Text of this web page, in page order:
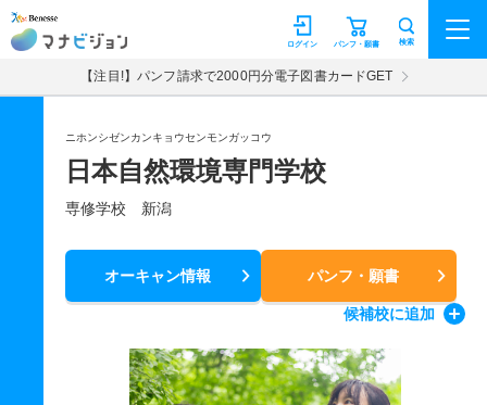
マナビジョン パンフ・願書
ログイン 検索
【注目!】パンフ請求で2000円分電子図書カードGET
ニホンシゼンカンキョウセンモンガッコウ
日本自然環境専門学校
専修学校 新潟
オーキャン情報 パンフ・願書
候補校に追加